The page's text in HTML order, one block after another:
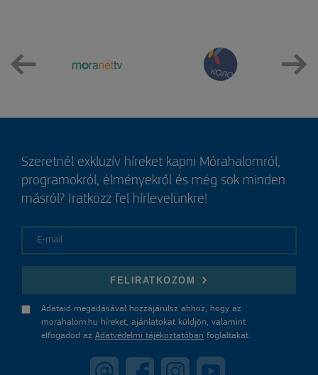
Szeretnél exkluzív híreket kapni Mórahalomról,
programokról, élményekről és még sok minden
másról? Iratkozz fel hírlevelünkre!
FELIRATKOZOM
Adataid megadásával hozzájárulsz ahhoz, hogy az
morahalom.hu híreket, ajánlatokat küldjön, valamint
elfogadod az Adatvédelmi tájékoztatóban foglaltakat.